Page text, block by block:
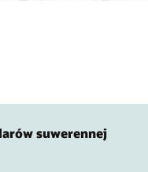
suwerennej